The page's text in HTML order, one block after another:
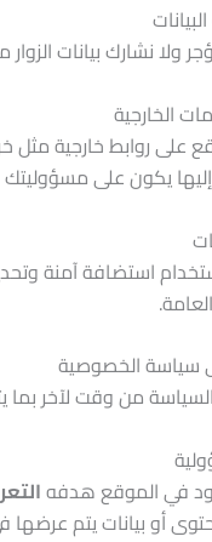
ولا نشارك بيانات
على روابط خارجية مثل
إليها يكون على
استضافة آمنة
من وقت لآخر بما
في الموقع هدفه
أو بيانات يتم عرضها